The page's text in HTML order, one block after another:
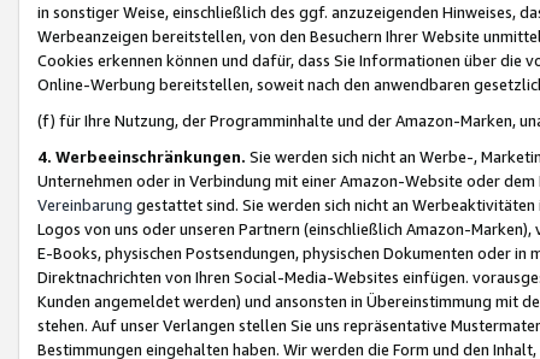
in sonstiger Weise, einschließlich des ggf. anzuzeigenden Hinweises,
Werbeanzeigen bereitstellen, von den Besuchern Ihrer Website
Cookies erkennen können und dafür, dass Sie Informationen über die
Online-Werbung bereitstellen, soweit nach den anwendbaren
(f) für Ihre Nutzung, der Programminhalte und der Amazon-Marken,
4. Werbeeinschränkungen. Sie werden sich nicht an Werbe-,
Unternehmen oder in Verbindung mit einer Amazon-Website oder
Vereinbarung gestattet sind. Sie werden sich nicht an
Logos von uns oder unseren Partnern (einschließlich Amazon-
E-Books, physischen Postsendungen, physischen Dokumenten oder in
Direktnachrichten von Ihren Social-Media-Websites einfügen.
Kunden angemeldet werden) und ansonsten in Übereinstimmung mit
stehen. Auf unser Verlangen stellen Sie uns repräsentative
Bestimmungen eingehalten haben. Wir werden die Form und den